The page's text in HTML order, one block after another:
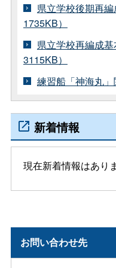
県立学校後期再
1735KB）
県立学校再編成
3115KB）
練習船「神海丸」
新着情報
現在新着情報はあり
お問い合わせ先